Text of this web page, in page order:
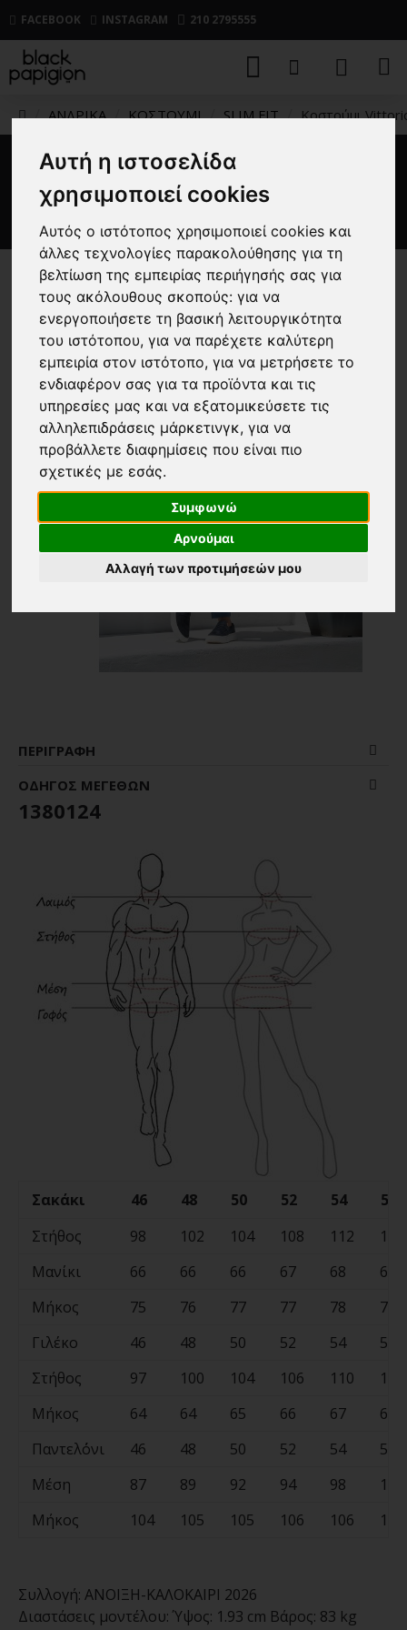
Αυτή η ιστοσελίδα
χρησιμοποιεί cookies
Αυτός ο ιστότοπος χρησιμοποιεί cookies και
άλλες τεχνολογίες παρακολούθησης για τη
βελτίωση της εμπειρίας περιήγησής σας για
τους ακόλουθους σκοπούς:για να
ενεργοποιήσετε τη βασική λειτουργικότητα
του ιστότοπου,για να παρέχετε καλύτερη
εμπειρία στον ιστότοπο,για να μετρήσετε το
ενδιαφέρον σας για τα προϊόντα και τις
υπηρεσίες μας και να εξατομικεύσετε τις
αλληλεπιδράσεις μάρκετινγκ,για να
προβάλλετε διαφημίσεις που είναι πιο
σχετικές με εσάς.
Συμφωνώ
Αρνούμαι
Αλλαγή των προτιμήσεών μου
FACEBOOK INSTAGRAM 210 2795555
ΑΝΔΡΙΚΑ ΚΟΣΤΟΥΜΙ SLIM FIT Κοστούμι
Κοστούμι Vittorio Marciano
γαλάζιο
ΠΕΡΙΓΡΑΦΉ
ΟΔΗΓΌΣ ΜΕΓΕΘΏΝ
1380124
Σακάκι 46 48 50 52 54
56
Στήθος
98 102 104 108 112
116
Μανίκι
66 66 66 67 68
68
Μήκος
75 76 77 77 78
79
Γιλέκο
46 48 50 52 54
56
Στήθος
97 100 104 106 110
114
Μήκος
64 64 65 66 67
68
Παντελ΄όνι
46 48 50 52 54
56
Μέση
87 89 92 94 98
102
Μήκος
104 105 105 106 106 106
Συλλογή: ΑΝΟΙΞΗ-ΚΑΛΟΚΑΙΡΙ 2026
Διαστάσεις μοντέλου: Ύψος: 1.93 cm Βάρος: 83 kg